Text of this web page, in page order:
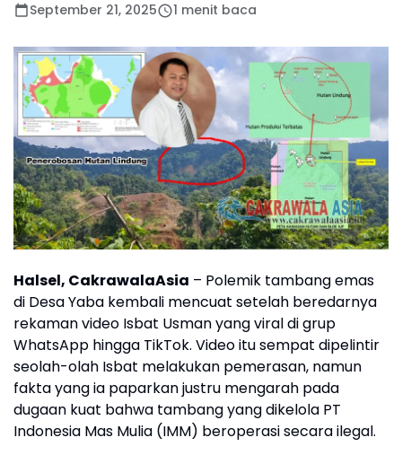
September 21, 2025 1 menit baca
Halsel, CakrawalaAsia – Polemik tambang emas
di Desa Yaba kembali mencuat setelah beredarnya
rekaman video Isbat Usman yang viral di grup
WhatsApp hingga TikTok. Video itu sempat dipelintir
seolah-olah Isbat melakukan pemerasan, namun
fakta yang ia paparkan justru mengarah pada
dugaan kuat bahwa tambang yang dikelola PT
Indonesia Mas Mulia (IMM) beroperasi secara ilegal.